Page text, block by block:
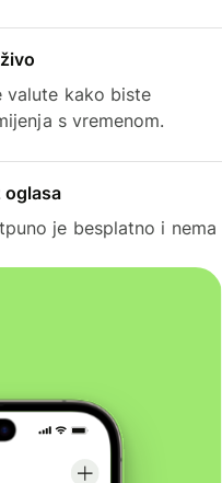
valute kako biste
s vremenom.
oglasa
je besplatno i nema